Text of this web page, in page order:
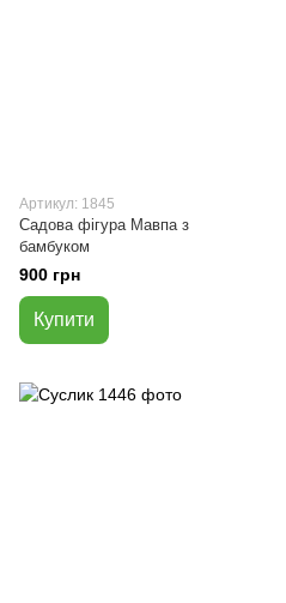
Артикул: 1845
Садова фігура Мавпа з
бамбуком
900 грн
Купити